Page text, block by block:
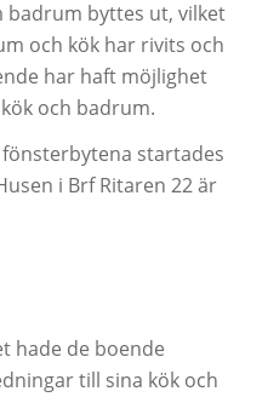
badrum byttes ut, vilket
och kök har rivits och
har haft möjlighet
och badrum.
startades
i Brf Ritaren 22 är
hade de boende
till sina kök och